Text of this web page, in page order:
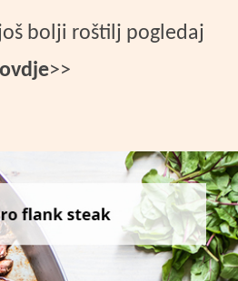
bolji roštilj pogledaj
ovdje>>